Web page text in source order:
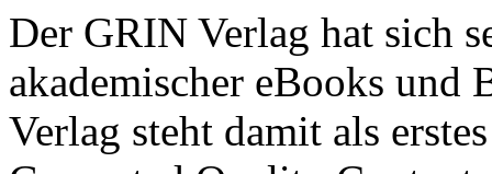
Der GRIN Verlag hat sich
akademischer eBooks und
Verlag steht damit als